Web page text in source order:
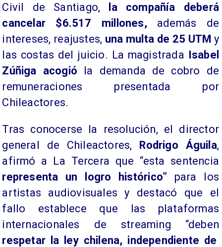
Civil de Santiago,
la compañía deberá
cancelar $6.517 millones, además de
intereses, reajustes, una multa de 25 UTM y
las costas del juicio. La magistrada Isabel
Zúñiga
acogió la demanda de cobro de
remuneraciones presentada por
Chileactores.
Tras conocerse la resolución, el director
general de Chileactores, Rodrigo Águila,
afirmó a La Tercera que “esta sentencia
representa un logro histórico” para los
artistas audiovisuales y destacó que el
fallo establece que las plataformas
internacionales de streaming “deben
respetar la ley chilena, independiente de